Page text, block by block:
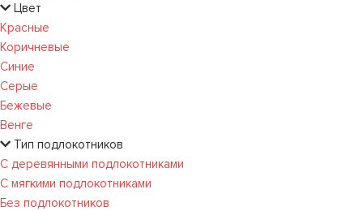
Цвет
Красные
Коричневые
Синие
Серые
Бежевые
Венге
Тип подлокотников
С деревянными подлокотниками
С мягкими подлокотниками
Без подлокотников